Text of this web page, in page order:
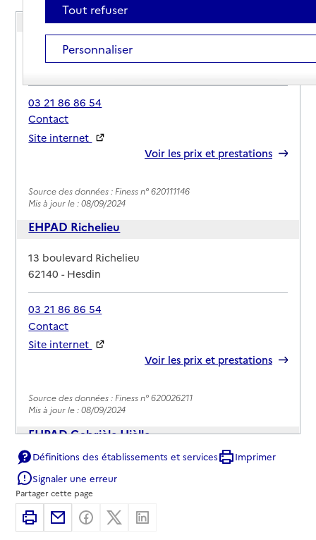
EHPAD Résidence Mahaut d'Artois
Adresse
3 rue Prevost
62140-Hesdin
03 21 86 86 54
Contact
Site internet
Voir les prix et prestations
Source des données : Finess n° 620111146
Mis à jour le : 08/09/2024
EHPAD Richelieu
Adresse
13 boulevard Richelieu
62140-Hesdin
03 21 86 86 54
Contact
Site internet
Voir les prix et prestations
Source des données : Finess n° 620026211
Mis à jour le : 08/09/2024
EHPAD Gabrièle Hièlle
Adresse
avenue du Général Leclerc
62140-Hesdin
03 21 90 13 00
Contact
Définitions des établissements et services
Imprimer
Signaler une erreur
Partager cette page
ImprimerPartager par email
Partager sur Facebook
Partager sur X
Tout refuser
Personnaliser